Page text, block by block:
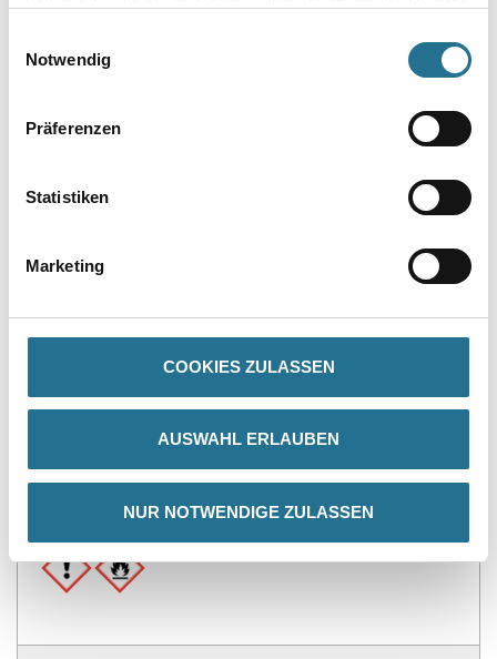
Notwendig
Präferenzen
Statistiken
Marketing
COOKIES ZULASSEN
AUSWAHL ERLAUBEN
NUR NOTWENDIGE ZULASSEN
Staubtrocken: 10 min, grifffest: 30 min, durchgetrocknet: 2 h,
überlackierbar: 24 h
Arbeitstemperatur: 10 - 25 °C
Ergiebigkeit: 0.8 - 1.5 m²